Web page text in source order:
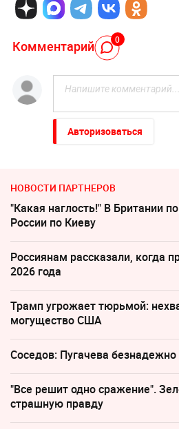
Комментарий 0
Авторизоваться
НОВОСТИ ПАРТНЕРОВ
"Какая наглость!" В Британии
России по Киеву
Россиянам рассказали, когда
2026 года
Трамп угрожает тюрьмой:
могущество США
Соседов: Пугачева безнадежно
"Все решит одно сражение".
страшную правду